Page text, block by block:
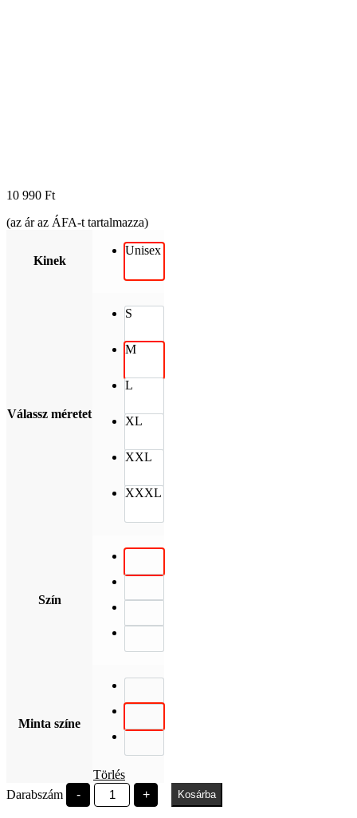
10 990 Ft
(az ár az ÁFA-t tartalmazza)
Kinek
Unisex
Válassz méretet
S
M
L
XL
XXL
XXXL
Szín
Minta színe
Törlés
Darabszám
-
PE
Est
+ Kosárba